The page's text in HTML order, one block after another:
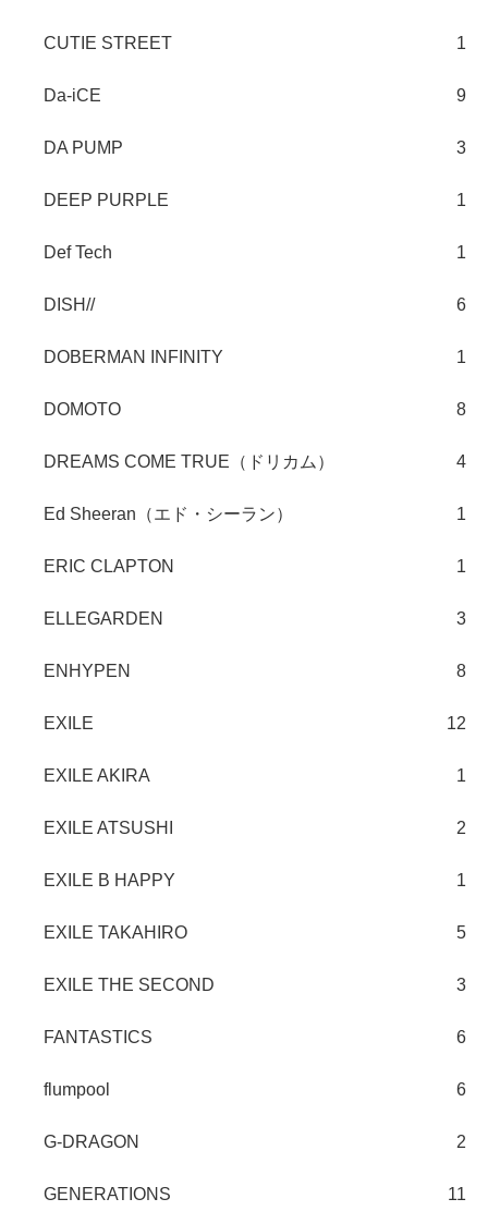
CUTIE STREET 1
Da-iCE 9
DA PUMP 3
DEEP PURPLE 1
Def Tech 1
DISH// 6
DOBERMAN INFINITY 1
DOMOTO 8
DREAMS COME TRUE（ドリカム） 4
Ed Sheeran（エド・シーラン） 1
ERIC CLAPTON 1
ELLEGARDEN 3
ENHYPEN 8
EXILE 12
EXILE AKIRA 1
EXILE ATSUSHI 2
EXILE B HAPPY 1
EXILE TAKAHIRO 5
EXILE THE SECOND 3
FANTASTICS 6
flumpool 6
G-DRAGON 2
GENERATIONS 11